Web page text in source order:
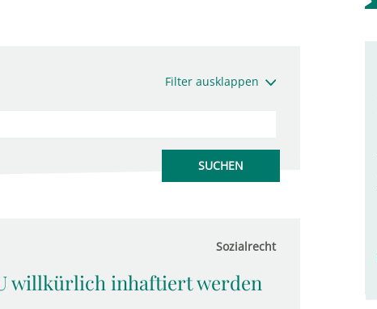
Filter ausklappen
Sozialrecht
willkürlich inhaftiert werden